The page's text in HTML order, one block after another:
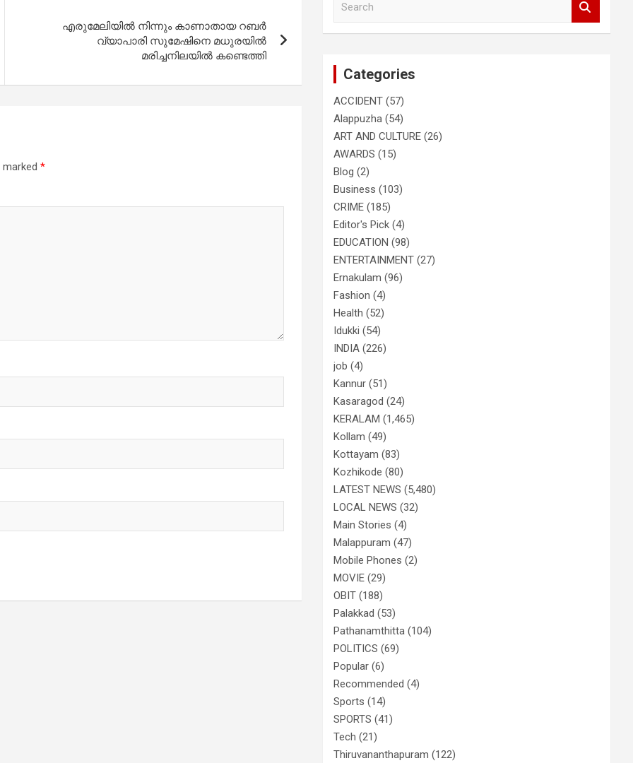
എരുമേലിയിൽ നിന്നും കാണാതായ റബർ
വ്യാപാരി സുമേഷിനെ മധുരയിൽ
മരിച്ചനിലയിൽ കണ്ടെത്തി
marked *
Categories
ACCIDENT (57)
Alappuzha (54)
ART AND CULTURE (26)
AWARDS (15)
Blog (2)
Business (103)
CRIME (185)
Editor's Pick (4)
EDUCATION (98)
ENTERTAINMENT (27)
Ernakulam (96)
Fashion (4)
Health (52)
Idukki (54)
INDIA (226)
job (4)
Kannur (51)
Kasaragod (24)
KERALAM (1,465)
Kollam (49)
Kottayam (83)
Kozhikode (80)
LATEST NEWS (5,480)
LOCAL NEWS (32)
Main Stories (4)
Malappuram (47)
Mobile Phones (2)
MOVIE (29)
OBIT (188)
Palakkad (53)
Pathanamthitta (104)
POLITICS (69)
Popular (6)
Recommended (4)
Sports (14)
SPORTS (41)
Tech (21)
Thiruvananthapuram (122)